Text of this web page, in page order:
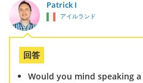
Patrick I
アイルランド
回答
Would you mind speaking